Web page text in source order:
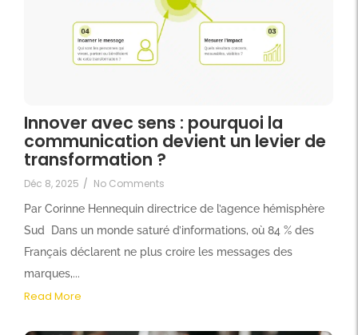
Innover avec sens : pourquoi la
communication devient un levier de
transformation ?
Déc 8, 2025 / No Comments
Par Corinne Hennequin directrice de l’agence hémisphère
Sud Dans un monde saturé d’informations, où 84 % des
Français déclarent ne plus croire les messages des
marques,...
Read More